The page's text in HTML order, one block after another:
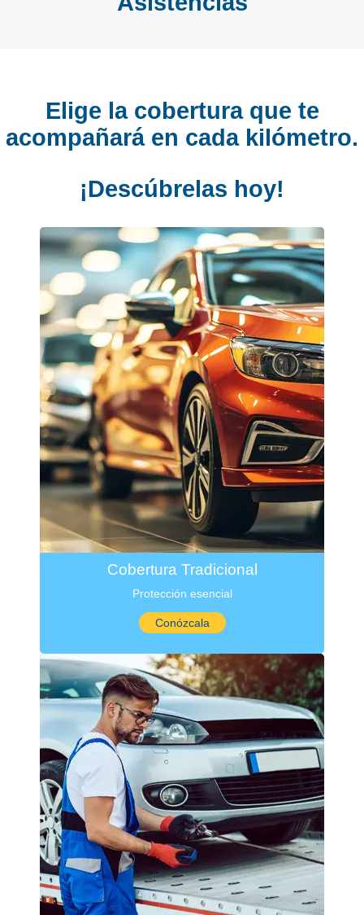
Elige la cobertura que te
acompañará en cada kilómetro.
¡Descúbrelas hoy!
Cobertura Tradicional
Protección esencial
Conózcala